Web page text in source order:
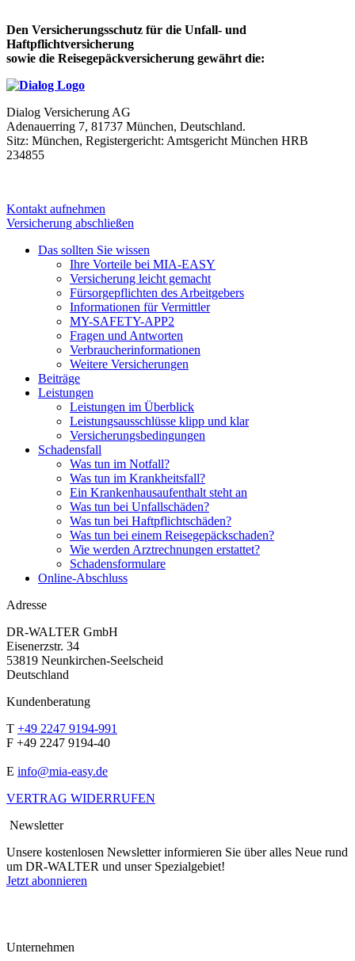
Den Versicherungsschutz für die Unfall- und
Haftpflichtversicherung
sowie die Reisegepäckversicherung gewährt die:
Dialog Versicherung AG
Adenauerring 7, 81737 München, Deutschland.
Sitz: München, Registergericht: Amtsgericht München HRB
234855
Kontakt aufnehmen
Versicherung abschließen
Das sollten Sie wissen
Ihre Vorteile bei MIA-EASY
Versicherung leicht gemacht
Fürsorgepflichten des Arbeitgebers
Informationen für Vermittler
MY-SAFETY-APP2
Fragen und Antworten
Verbraucherinformationen
Weitere Versicherungen
Beiträge
Leistungen
Leistungen im Überblick
Leistungsausschlüsse klipp und klar
Versicherungsbedingungen
Schadensfall
Was tun im Notfall?
Was tun im Krankheitsfall?
Ein Krankenhausaufenthalt steht an
Was tun bei Unfallschäden?
Was tun bei Haftpflichtschäden?
Was tun bei einem Reisegepäckschaden?
Wie werden Arztrechnungen erstattet?
Schadensformulare
Online-Abschluss
Adresse
DR-WALTER GmbH
Eisenerzstr. 34
53819 Neunkirchen-Seelscheid
Deutschland
Kundenberatung
T +49 2247 9194-991
F +49 2247 9194-40
E info@mia-easy.de
VERTRAG WIDERRUFEN
Newsletter
Unsere kostenlosen Newsletter informieren Sie über alles Neue rund
um DR-WALTER und unser Spezialgebiet!
Jetzt abonnieren
Unternehmen